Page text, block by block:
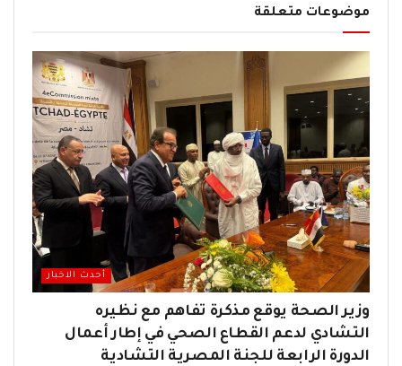
موضوعات متعلقة
أحدث الاخبار
وزير الصحة يوقع مذكرة تفاهم مع نظيره
التشادي لدعم القطاع الصحي في إطار أعمال
الدورة الرابعة للجنة المصرية التشادية